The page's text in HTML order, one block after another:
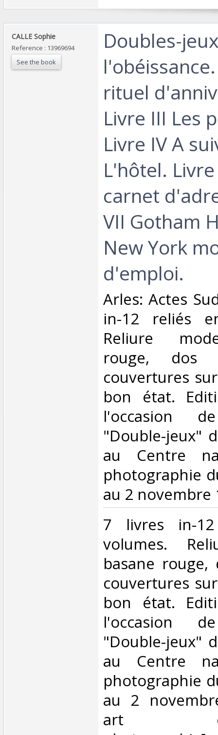
‎CALLE Sophie‎
Reference : 13969694
See the book
‎Doubles-
rituel
Livre III Les
Livre IV A
L'hôtel. Livre
carnet
VII Gotham
New York
d'emploi.‎
‎Arles: Actes
in-12 reliés
Reliure
rouge,
couvertures
bon état.
l'occasion
"Double-jeux"
au Centre
photographie
au 2 novembre
‎7 livres in-
volumes.
basane
couvertures
bon état.
l'occasion
"Double-jeux"
au Centre
photographie
au 2
art